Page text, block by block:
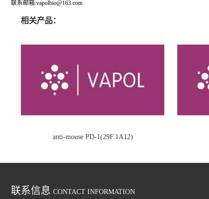
联系邮箱:vapolbio@163.com
相关产品：
anti-mouse PD-1(29F.1A12)
联系信息 CONTACT INFORMATION